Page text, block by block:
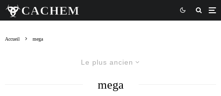
Accueil mega
Le plus ancien
mega